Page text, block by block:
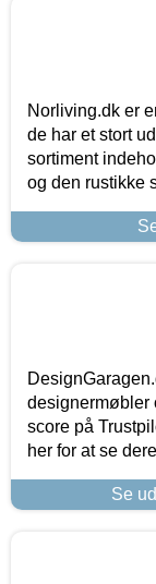
Norliving.dk er
de har et stort
sortiment
og den rustikke
designermøbler
score på
her for at se
Se